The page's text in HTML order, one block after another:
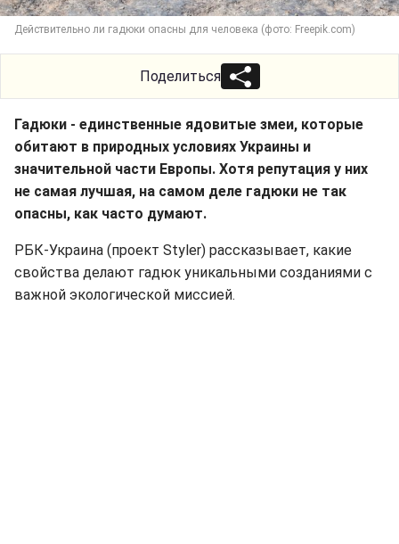
Действительно ли гадюки опасны для человека (фото: Freepik.com)
Поделиться
Гадюки - единственные ядовитые змеи, которые
обитают в природных условиях Украины и
значительной части Европы. Хотя репутация у них
не самая лучшая, на самом деле гадюки не так
опасны, как часто думают.
РБК-Украина (проект Styler) рассказывает, какие
свойства делают гадюк уникальными созданиями с
важной экологической миссией.